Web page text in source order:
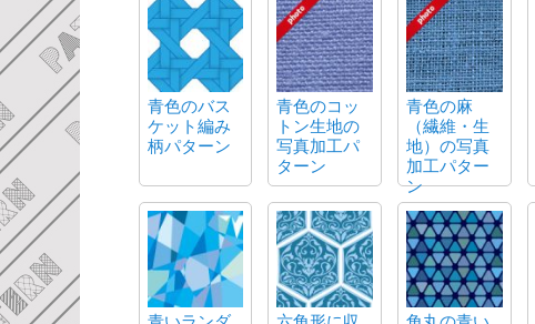
青色のバス
ケット編み
柄パターン
青色のコッ
トン生地の
写真加工パ
ターン
青色の麻
（繊維・生
地）の写真
加工パター
ン